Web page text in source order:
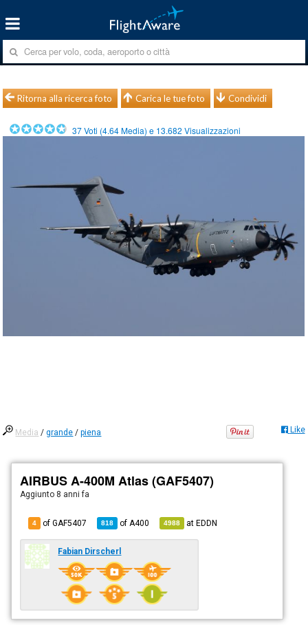
Ritorna alla ricerca foto Carica le tue foto Condividi
37Voti (4.64Media) e 13.682 Visualizzazioni
Media /grande /piena Like
AIRBUS A-400M Atlas (GAF5407)
Aggiunto 8 anni fa
4 of GAF5407 818 of A400 4988 atEDDN
Fabian Dirscherl